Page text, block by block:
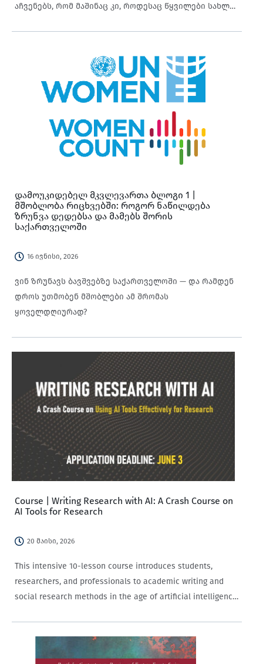
აჩვენებს, რომ მაშინაც კი, როდესაც წყვილები სახლში
ძირითადად დასვენებასთან დაკავშირებულ
აქტივობებით არიან დაკავებულები. კვლევა
ცხადყოფს, რომ თანაარსებობა (ერთ სივრცეში ყოფნა)
არ ნიშნავს თანა-მონაწილეობას — მრავალი
ქართველი წყვილისთვის „ერთად გატარებული დრო“
ხშირად ნიშნავს იმას, რომ ქალი მუშაობს, ხოლო კაცი
დამოუკიდებელ მკვლევართა ბლოგი 1 |
მშობლობა რიცხვებში: როგორ ნაწილდება
ზრუნვა დედებსა და მამებს შორის
საქართველოში
16 ივნისი, 2026
ვინ ზრუნავს ბავშვებზე საქართველოში — და რამდენ
დროს უთმობენ მშობლები ამ შრომას
ყოველდღიურად?
Course | Writing Research with AI: A Crash Course on
AI Tools for Research
20 მაისი, 2026
This intensive 10-lesson course introduces students,
researchers, and professionals to academic writing and
social research methods in the age of artificial intelligence.
participants how to use AI tools…